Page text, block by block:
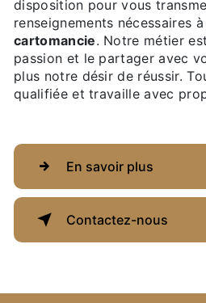
disposition pour vous
renseignements nécessaires
cartomancie. Notre métier
passion et le partager avec
plus notre désir de réussir.
qualifiée et travaille avec
En savoir plus
Contactez-nous